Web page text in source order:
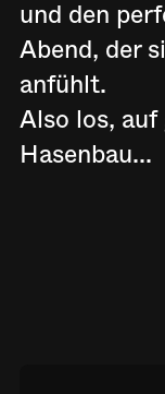
und den
Abend, der
anfühlt.
Also los,
Hasenbau...